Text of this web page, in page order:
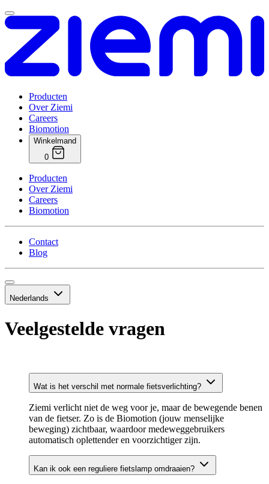
Producten
Over Ziemi
Careers
Biomotion
Winkelmand
0
Producten
Over Ziemi
Careers
Biomotion
Contact
Blog
Nederlands
Veelgestelde vragen
Wat is het verschil met normale fietsverlichting?
Ziemi verlicht niet de weg voor je, maar de bewegende benen
van de fietser. Zo is de Biomotion (jouw menselijke
beweging) zichtbaar, waardoor medeweggebruikers
automatisch oplettender en voorzichtiger zijn.
Kan ik ook een reguliere fietslamp omdraaien?